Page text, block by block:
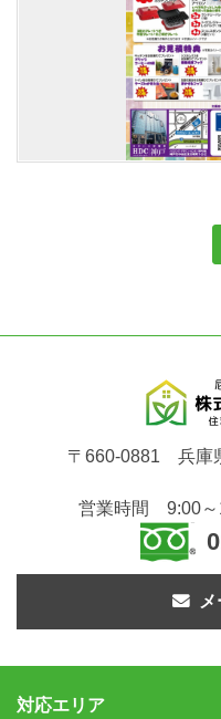
〒660-0881 兵庫
営業時間 9:00～
対応エリア